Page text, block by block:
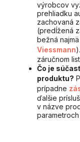
výrobcov
prehliadku
zachovaná
(predĺžená
bežná
Viessmann
záručnom
Čo je
produktu?
prípadne
ďalšie
v názve